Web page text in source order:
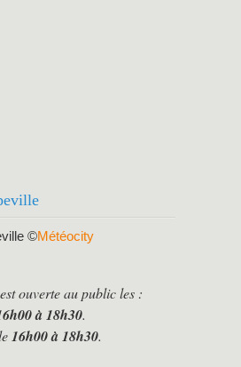
©Météocity
ouverte au public les :
à 18h30.
16h00 à 18h30.